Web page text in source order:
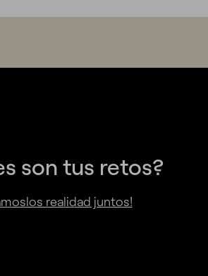
son tus retos?
realidad juntos!